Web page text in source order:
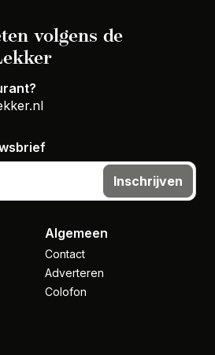
volgens de
Inschrijven
Algemeen
Contact
Adverteren
Colofon